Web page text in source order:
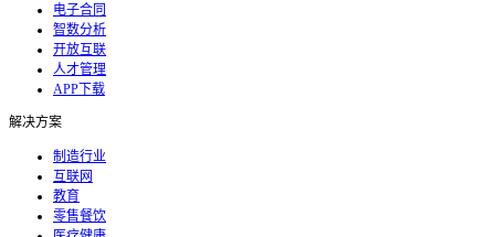
电子合同
智数分析
开放互联
人才管理
APP下载
解决方案
制造行业
互联网
教育
零售餐饮